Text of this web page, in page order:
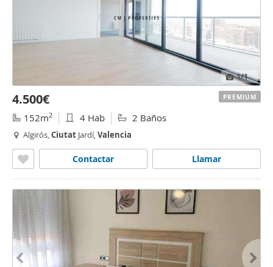
1/1
4.500€
152m2 4 Hab 2 Baños
Algirós,Ciutat Jardí,Valencia
Llamar
Contactar
PREMIUM